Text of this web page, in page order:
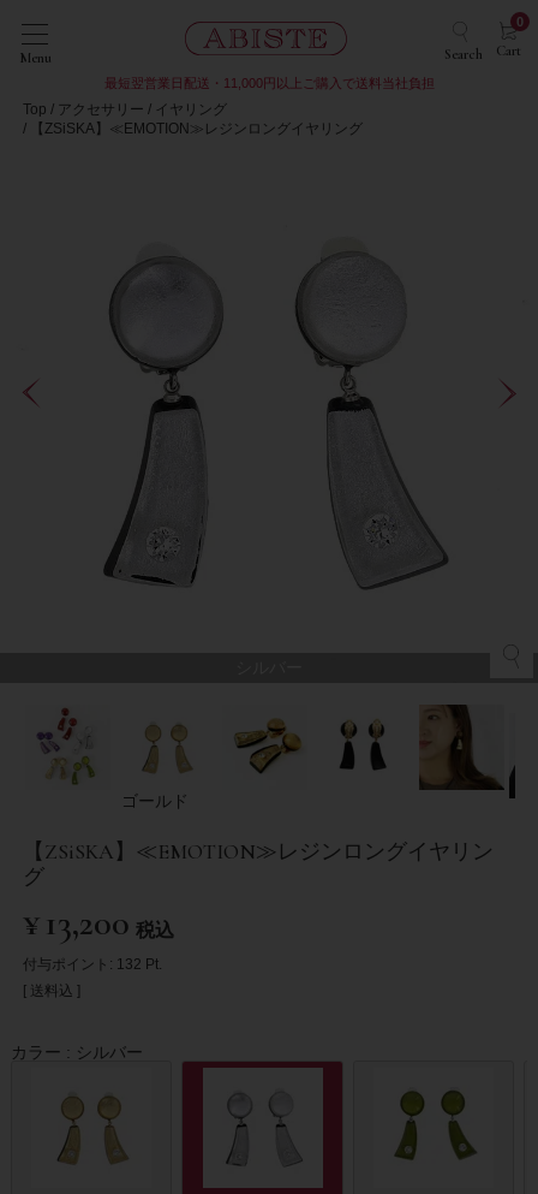
Menu Search Cart
0
最短翌営業日配送・11,000円以上ご購入で送料当社負担
Top アクセサリー
イヤリング
【ZSiSKA】≪EMOTION≫レジンロングイヤリング
ゴールド
【ZSiSKA】≪EMOTION≫レジンロングイヤリン
グ
¥13,200 税込
付与ポイント: 132 Pt.
送料込
カラー シルバー